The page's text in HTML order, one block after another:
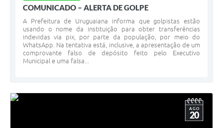
COMUNICADO – ALERTA DE GOLPE
A Prefeitura de Uruguaiana informa que golpistas estão
usando o nome da instituição para obter transferências
indevidas via pix, por parte da população, por meio do
WhatsApp. Na tentativa está, inclusive, a apresentação de um
comprovante falso de depósito feito pelo Executivo
Municipal e uma falsa...
AGO
20